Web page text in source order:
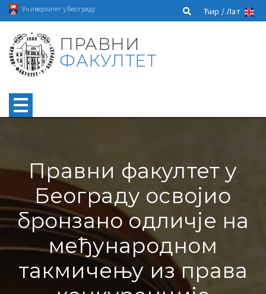
Универзитет у Београду Ћир /Лат
ПРАВНИ
ФАКУЛТЕТ
Правни факултет у
Београду освојио
бронзано одличје на
међународном
такмичењу из права